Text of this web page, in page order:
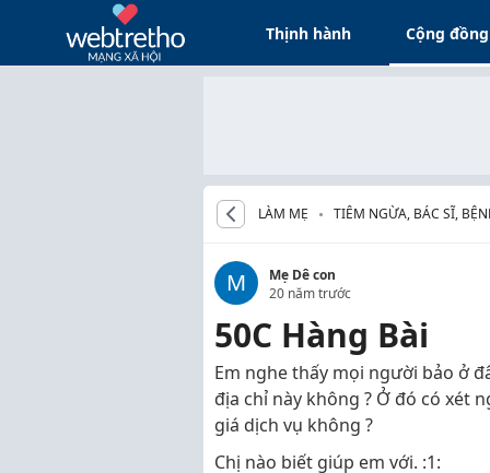
Thịnh hành Cộng đồng
LÀM MẸ TIÊM NGỪA, BÁC SĨ,
M
Mẹ Dê con
20 năm trước
50C Hàng Bài
Em nghe thấy mọi người bảo ở
địa chỉ này không ? Ở đó có xét
giá dịch vụ không ?
Chị nào biết giúp em với. :1: